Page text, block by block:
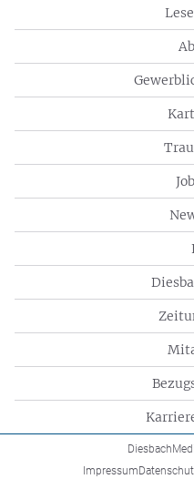
Impressum